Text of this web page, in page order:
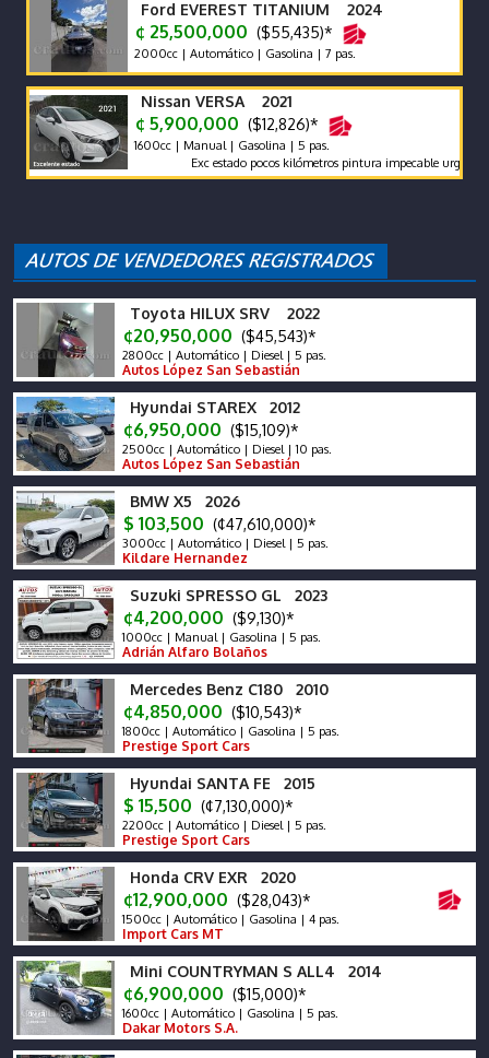
Ford EVEREST TITANIUM 2024
¢ 25,500,000 ($55,435)*
2000cc | Automático | Gasolina | 7 pas.
Nissan VERSA 2021
¢ 5,900,000 ($12,826)*
1600cc | Manual | Gasolina | 5 pas.
Exc estado pocos kilómetros pintura impecable urge vender
Toyota HILUX SRV 2022
¢20,950,000 ($45,543)*
2800cc | Automático | Diesel | 5 pas.
Autos López San Sebastián
Hyundai STAREX 2012
¢6,950,000 ($15,109)*
2500cc | Automático | Diesel | 10 pas.
Autos López San Sebastián
BMW X5 2026
$ 103,500 (¢47,610,000)*
3000cc | Automático | Diesel | 5 pas.
Kildare Hernandez
Suzuki SPRESSO GL 2023
¢4,200,000 ($9,130)*
1000cc | Manual | Gasolina | 5 pas.
Adrián Alfaro Bolaños
Mercedes Benz C180 2010
¢4,850,000 ($10,543)*
1800cc | Automático | Gasolina | 5 pas.
Prestige Sport Cars
Hyundai SANTA FE 2015
$ 15,500 (¢7,130,000)*
2200cc | Automático | Diesel | 5 pas.
Prestige Sport Cars
Honda CRV EXR 2020
¢12,900,000 ($28,043)*
1500cc | Automático | Gasolina | 4 pas.
Import Cars MT
Mini COUNTRYMAN S ALL4 2014
¢6,900,000 ($15,000)*
1600cc | Automático | Gasolina | 5 pas.
Dakar Motors S.A.